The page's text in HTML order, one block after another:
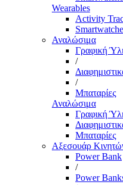
Wearables
Activity
Αναλώσιμα
Γραφική
/
/
Μπαταρίες
Αναλώσιμα
Γραφική
Μπαταρίες
Αξεσουάρ
Power Bank
/
Power